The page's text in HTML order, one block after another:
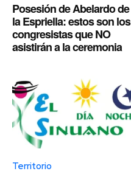
Posesión de Abelardo de
la Espriella: estos son los
congresistas que NO
asistirán a la ceremonia
Territorio